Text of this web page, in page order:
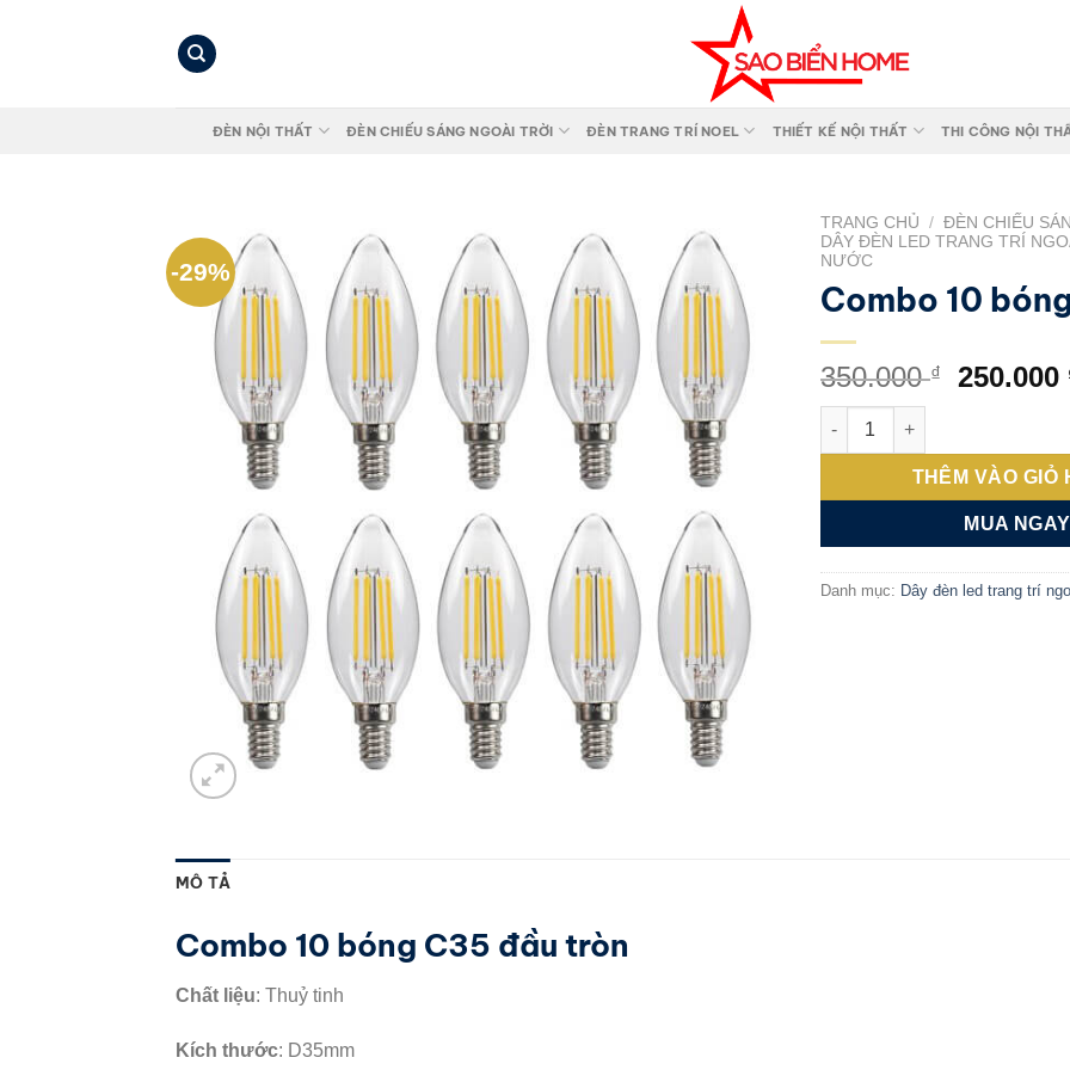
ĐÈN NỘI THẤT ĐÈN CHIẾU SÁNG NGOÀI TRỜI ĐÈN TRANG TRÍ NOEL THIẾT KẾ NỘI THẤT THI CÔNG NỘI
-29%
Add to
wishlist
TRANG CHỦ / ĐÈN CHIẾU
DÂY ĐÈN LED TRANG TRÍ
NƯỚC
Combo 10
350.000₫
Giá
350.000
250.000
Combo 10 bóng C35 số lượng
THÊM VÀO GIỎ
MUA NGAY
Danh mục: Dây đèn led trang trí
MÔ TẢ
Combo 10 bóng C35 đầu tròn
Chất liệu: Thuỷ tinh
Kích thước: D35mm